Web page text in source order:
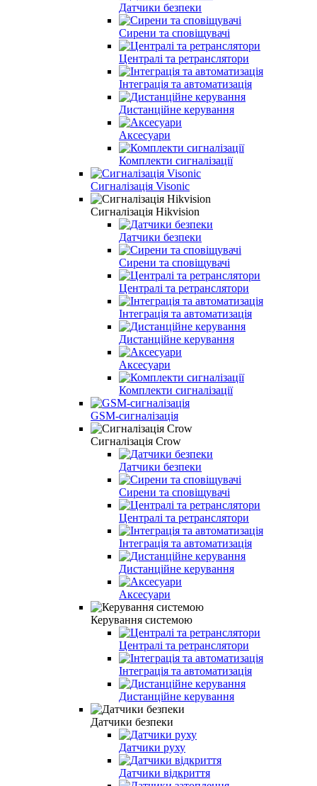
Датчики безпеки
Сирени та сповіщувачі
Централі та ретранслятори
Інтеграція та автоматизація
Дистанційне керування
Аксесуари
Комплекти сигналізації
Сигналізація Visonic
Сигналізація Hikvision
Датчики безпеки
Сирени та сповіщувачі
Централі та ретранслятори
Інтеграція та автоматизація
Дистанційне керування
Аксесуари
Комплекти сигналізації
GSM-сигналізація
Сигналізація Crow
Датчики безпеки
Сирени та сповіщувачі
Централі та ретранслятори
Інтеграція та автоматизація
Дистанційне керування
Аксесуари
Керування системою
Централі та ретранслятори
Інтеграція та автоматизація
Дистанційне керування
Датчики безпеки
Датчики руху
Датчики відкриття